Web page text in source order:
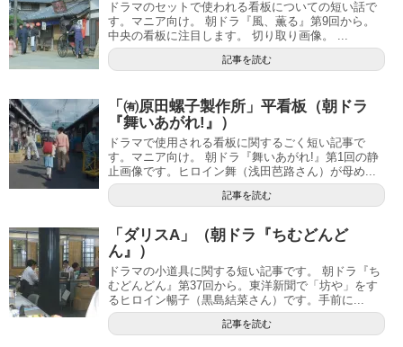
ドラマのセットで使われる看板についての短い話で
す。マニア向け。 朝ドラ『風、薫る』第9回から。
中央の看板に注目します。 切り取り画像。 ...
記事を読む
「㈲原田螺子製作所」平看板（朝ドラ
『舞いあがれ!』）
ドラマで使用される看板に関するごく短い記事で
す。マニア向け。 朝ドラ『舞いあがれ!』第1回の静
止画像です。ヒロイン舞（浅田芭路さん）が母め...
記事を読む
「ダリスA」（朝ドラ『ちむどんど
ん』）
ドラマの小道具に関する短い記事です。 朝ドラ『ち
むどんどん』第37回から。東洋新聞で「坊や」をす
るヒロイン暢子（黒島結菜さん）です。手前に...
記事を読む